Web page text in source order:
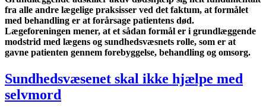
fra alle andre lægelige praksisser ved det faktum, at formålet
med behandling er at forårsage patientens død.
Lægeforeningen mener, at et sådan formål er i grundlæggende
modstrid med lægens og sundhedsvæsnets rolle, som er at
gavne patienten gennem forebyggelse, behandling og omsorg.
Sundhedsvæsenet skal ikke hjælpe med
selvmord